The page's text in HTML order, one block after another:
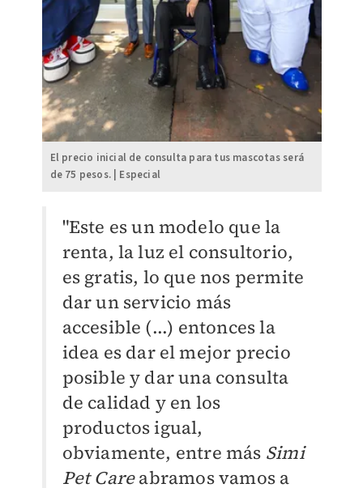
El precio inicial de consulta para tus mascotas será
de 75 pesos. | Especial
"Este es un modelo que la
renta, la luz el consultorio,
es gratis, lo que nos permite
dar un servicio más
accesible (...) entonces la
idea es dar el mejor precio
posible y dar una consulta
de calidad y en los
productos igual,
obviamente, entre más Simi
Pet Careabramos vamos a